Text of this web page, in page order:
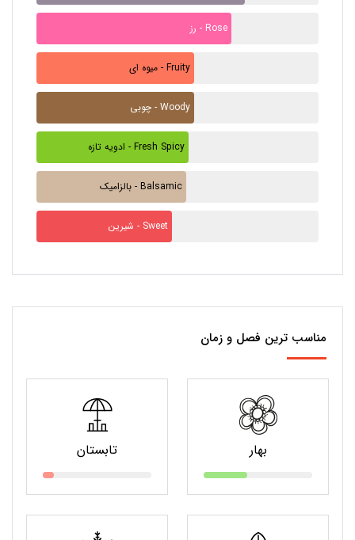
رز - Rose
میوه ای - Fruity
چوبی - Woody
ادویه تازه - Fresh Spicy
بالزامیک - Balsamic
شیرین - Sweet
مناسب ترین فصل و زمان
بهار تابستان